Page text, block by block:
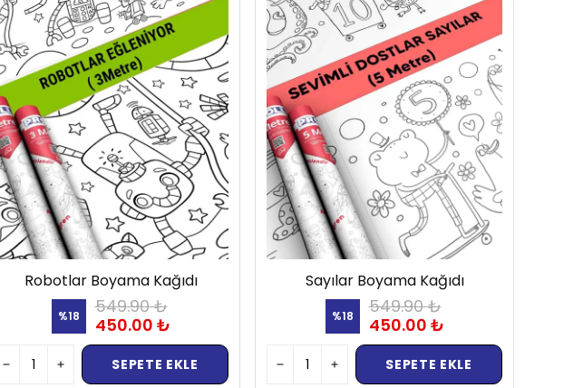
Robotlar Boyama Kağıdı
%18
549.90 ₺
450.00 ₺
SEPETE EKLE
Sayılar Boyama Kağıdı
%18
549.90 ₺
450.00 ₺
SEPETE EKLE